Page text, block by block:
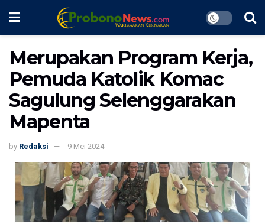
Merupakan Program Kerja,
Pemuda Katolik Komac
Sagulung Selenggarakan
Mapenta
by Redaksi 9 Mei 2024